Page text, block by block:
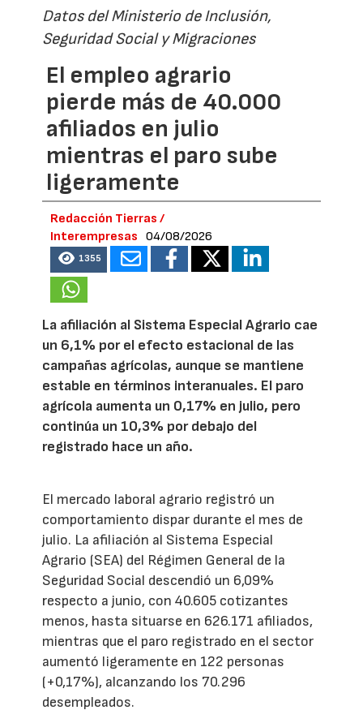
Datos del Ministerio de Inclusión,
Seguridad Social y Migraciones
El empleo agrario
pierde más de 40.000
afiliados en julio
mientras el paro sube
ligeramente
Redacción Tierras /
Interempresas
04/08/2026
1355
La afiliación al Sistema Especial Agrario cae
un 6,1% por el efecto estacional de las
campañas agrícolas, aunque se mantiene
estable en términos interanuales. El paro
agrícola aumenta un 0,17% en julio, pero
continúa un 10,3% por debajo del
registrado hace un año.
El mercado laboral agrario registró un
comportamiento dispar durante el mes de
julio. La afiliación al Sistema Especial
Agrario (SEA) del Régimen General de la
Seguridad Social descendió un 6,09%
respecto a junio, con 40.605 cotizantes
menos, hasta situarse en 626.171 afiliados,
mientras que el paro registrado en el sector
aumentó ligeramente en 122 personas
(+0,17%), alcanzando los 70.296
desempleados.